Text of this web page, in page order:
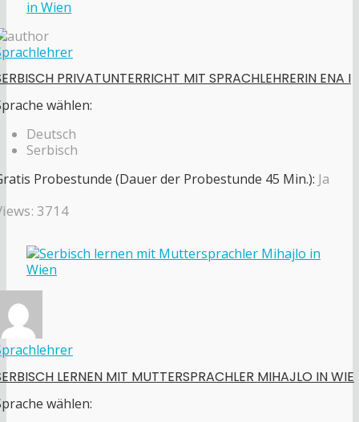
PRIVATUNTERRICHT MIT SPRACHLEHRERIN ENA I
wählen:
Deutsch
Serbisch
Probestunde (Dauer der Probestunde 45 Min.): Ja
3714
LERNEN MIT MUTTERSPRACHLER MIHAJLO IN WIE
wählen: